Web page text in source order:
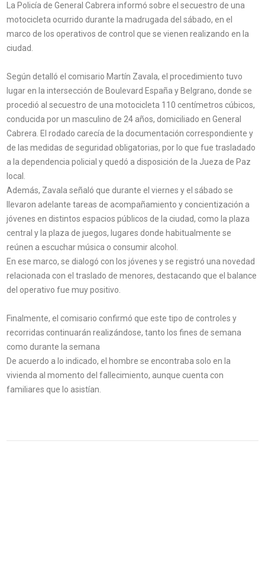
La Policía de General Cabrera informó sobre el secuestro de una
motocicleta ocurrido durante la madrugada del sábado, en el
marco de los operativos de control que se vienen realizando en la
ciudad.
Según detalló el comisario Martín Zavala, el procedimiento tuvo
lugar en la intersección de Boulevard España y Belgrano, donde se
procedió al secuestro de una motocicleta 110 centímetros cúbicos,
conducida por un masculino de 24 años, domiciliado en General
Cabrera. El rodado carecía de la documentación correspondiente y
de las medidas de seguridad obligatorias, por lo que fue trasladado
a la dependencia policial y quedó a disposición de la Jueza de Paz
local.
Además, Zavala señaló que durante el viernes y el sábado se
llevaron adelante tareas de acompañamiento y concientización a
jóvenes en distintos espacios públicos de la ciudad, como la plaza
central y la plaza de juegos, lugares donde habitualmente se
reúnen a escuchar música o consumir alcohol.
En ese marco, se dialogó con los jóvenes y se registró una novedad
relacionada con el traslado de menores, destacando que el balance
del operativo fue muy positivo.
Finalmente, el comisario confirmó que este tipo de controles y
recorridas continuarán realizándose, tanto los fines de semana
como durante la semana
De acuerdo a lo indicado, el hombre se encontraba solo en la
vivienda al momento del fallecimiento, aunque cuenta con
familiares que lo asistían.